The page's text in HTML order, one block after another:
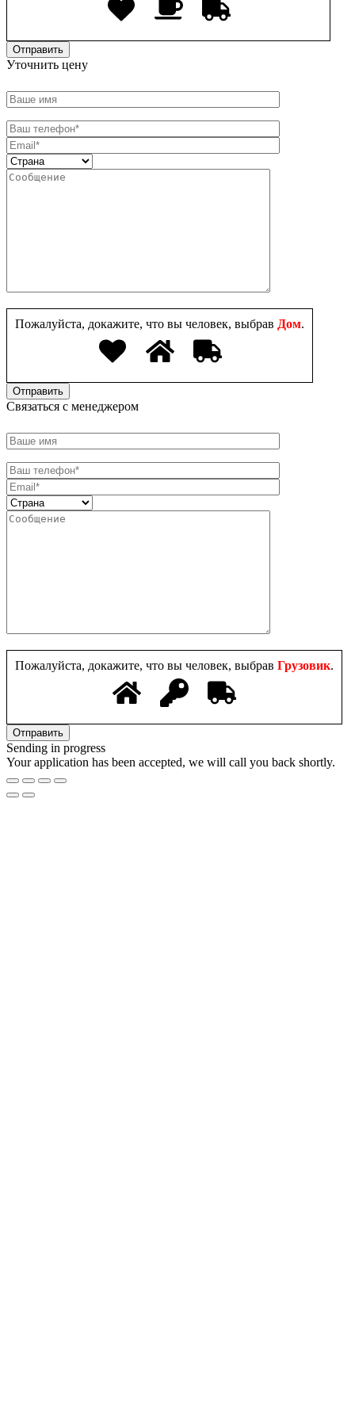
Уточнить цену
Пожалуйста, докажите, что вы человек, выбрав Дом.
Связаться с менеджером
Пожалуйста, докажите, что вы человек, выбрав Грузовик.
Sending in progress
Your application has been accepted, we will call you back shortly.